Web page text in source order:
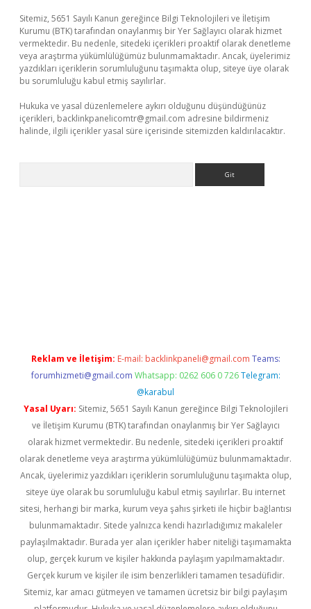
Sitemiz, 5651 Sayılı Kanun gereğince Bilgi Teknolojileri ve İletişim
Kurumu (BTK) tarafından onaylanmış bir Yer Sağlayıcı olarak hizmet
vermektedir. Bu nedenle, sitedeki içerikleri proaktif olarak denetleme
veya araştırma yükümlülüğümüz bulunmamaktadır. Ancak, üyelerimiz
yazdıkları içeriklerin sorumluluğunu taşımakta olup, siteye üye olarak
bu sorumluluğu kabul etmiş sayılırlar.
Hukuka ve yasal düzenlemelere aykırı olduğunu düşündüğünüz
içerikleri, backlinkpanelicomtr@gmail.com adresine bildirmeniz
halinde, ilgili içerikler yasal süre içerisinde sitemizden kaldırılacaktır.
Reklam ve İletişim: E-mail: backlinkpaneli@gmail.com Teams:
forumhizmeti@gmail.com Whatsapp: 0262 606 0 726 Telegram:
@karabul
Yasal Uyarı: Sitemiz, 5651 Sayılı Kanun gereğince Bilgi Teknolojileri
ve İletişim Kurumu (BTK) tarafından onaylanmış bir Yer Sağlayıcı
olarak hizmet vermektedir. Bu nedenle, sitedeki içerikleri proaktif
olarak denetleme veya araştırma yükümlülüğümüz bulunmamaktadır.
Ancak, üyelerimiz yazdıkları içeriklerin sorumluluğunu taşımakta olup,
siteye üye olarak bu sorumluluğu kabul etmiş sayılırlar. Bu internet
sitesi, herhangi bir marka, kurum veya şahıs şirketi ile hiçbir bağlantısı
bulunmamaktadır. Sitede yalnızca kendi hazırladığımız makaleler
paylaşılmaktadır. Burada yer alan içerikler haber niteliği taşımamakta
olup, gerçek kurum ve kişiler hakkında paylaşım yapılmamaktadır.
Gerçek kurum ve kişiler ile isim benzerlikleri tamamen tesadüfidir.
Sitemiz, kar amacı gütmeyen ve tamamen ücretsiz bir bilgi paylaşım